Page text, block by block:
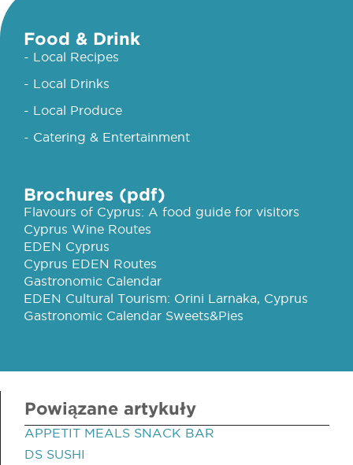
Food & Drink
- Local Recipes
- Local Drinks
- Local Produce
- Catering & Entertainment
Brochures (pdf)
Flavours of Cyprus: A food guide for visitors
Cyprus Wine Routes
EDEN Cyprus
Cyprus EDEN Routes
Gastronomic Calendar
EDEN Cultural Tourism: Orini Larnaka, Cyprus
Gastronomic Calendar Sweets&Pies
Powiązane artykuły
APPETIT MEALS SNACK BAR
DS SUSHI